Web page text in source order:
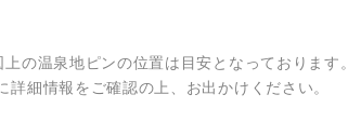
上の温泉地ピンの位置は目安となっております。
詳細情報をご確認の上、お出かけください。